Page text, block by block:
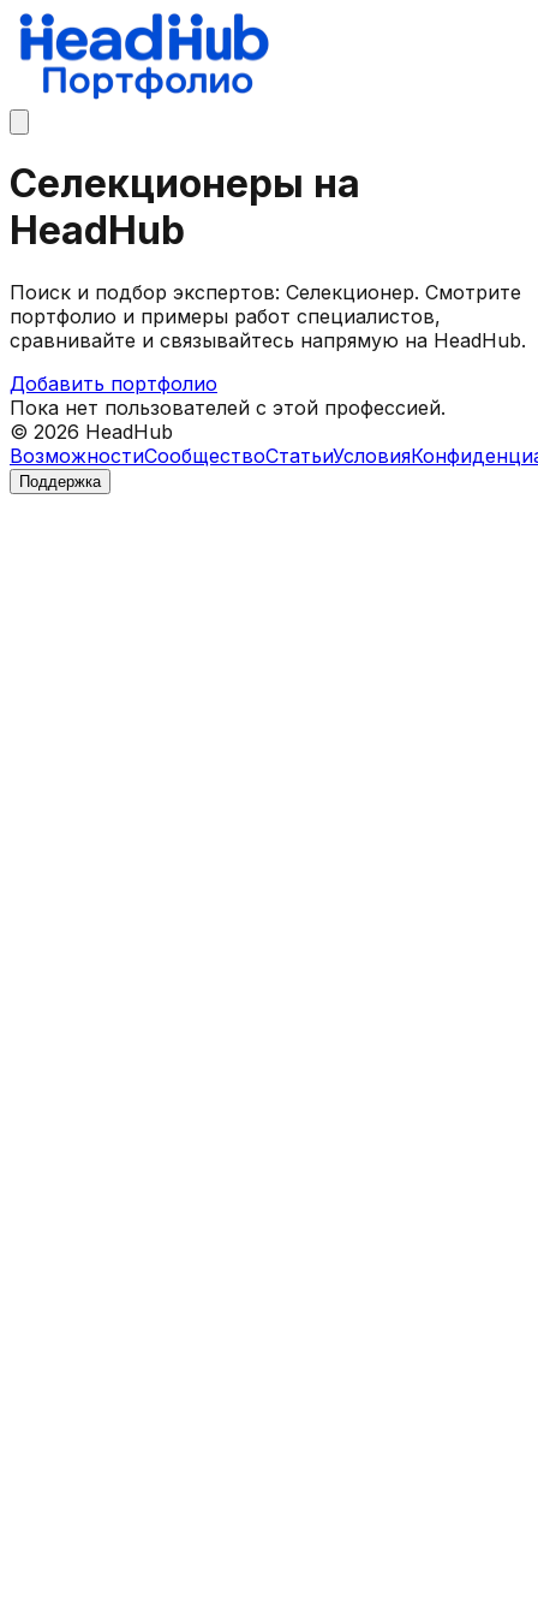
Селекционеры на
HeadHub
Поиск и подбор экспертов: Селекционер. Смотрите
портфолио и примеры работ специалистов,
сравнивайте и связывайтесь напрямую на HeadHub.
Добавить портфолио
Пока нет пользователей с этой профессией.
© 2026 HeadHub
ВозможностиСообществоСтатьиУсловия
Поддержка